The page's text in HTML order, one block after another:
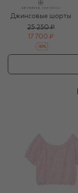
Джинсовые шорты
25 250 ₽
17 700 ₽
-30%